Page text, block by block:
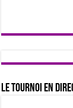
Le tournoi en